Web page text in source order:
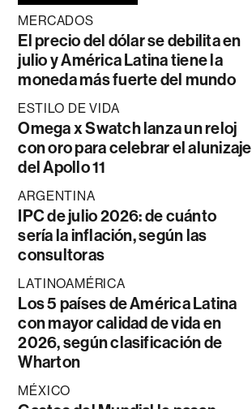
MERCADOS
El precio del dólar se debilita en
julio y América Latina tiene la
moneda más fuerte del mundo
ESTILO DE VIDA
Omega x Swatch lanza un reloj
con oro para celebrar el alunizaje
del Apollo 11
ARGENTINA
IPC de julio 2026: de cuánto
sería la inflación, según las
consultoras
LATINOAMÉRICA
Los 5 países de América Latina
con mayor calidad de vida en
2026, según clasificación de
Wharton
MÉXICO